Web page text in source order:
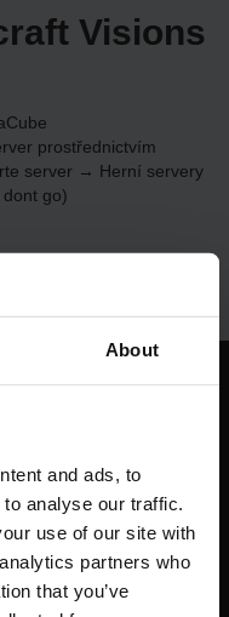
About
and ads, to
analyse our traffic.
use of our site with
partners who
that you’ve
Visions
prostřednictvím
server → Herní servery
go)
linnaosa,